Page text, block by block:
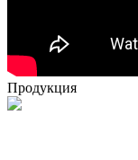
Продукция